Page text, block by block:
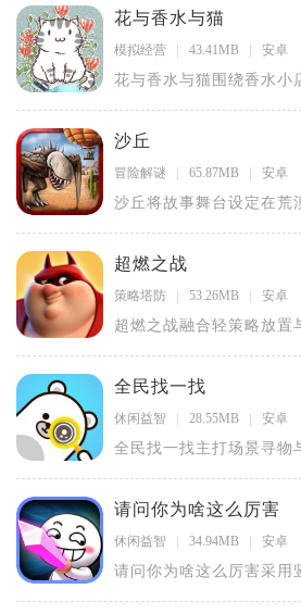
花与香水与猫
模拟经营 43.41MB 安卓
花与香水与猫围绕香水小
沙丘
冒险解谜 65.87MB 安卓
沙丘将故事舞台设定在荒
超燃之战
策略塔防 53.26MB 安卓
超燃之战融合轻策略放置
全民找一找
休闲益智 28.55MB 安卓
全民找一找主打场景寻物
请问你为啥这么厉害
休闲益智 34.94MB 安卓
请问你为啥这么厉害采用